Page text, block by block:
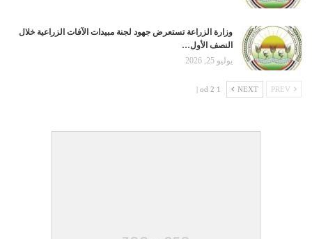
وزارة الزراعة تستعرض جهود لجنة مبيدات الآفات الزراعية خلال
النصف الأول…
يوليو 25, 2026
NEXT
1 od 2 |